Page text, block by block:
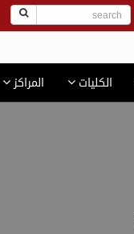
الكليات المراكز